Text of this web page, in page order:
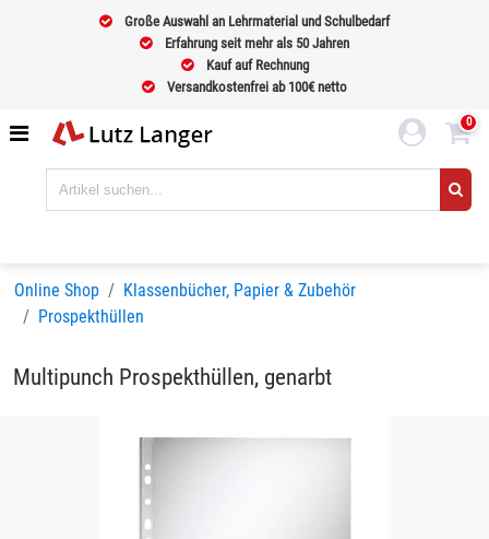
Große Auswahl an Lehrmaterial und Schulbedarf
Erfahrung seit mehr als 50 Jahren
Kauf auf Rechnung
Versandkostenfrei ab 100€ netto
0
Online Shop
Klassenbücher, Papier & Zubehör
Prospekthüllen
Multipunch Prospekthüllen, genarbt